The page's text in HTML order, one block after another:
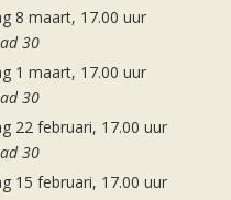
8 maart, 17.00 uur
30
1 maart, 17.00 uur
30
22 februari, 17.00 uur
30
15 februari, 17.00 uur